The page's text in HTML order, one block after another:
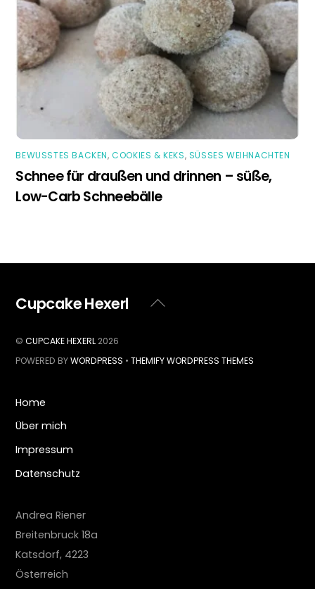
BEWUSSTES BACKEN,COOKIES & KEKS, SÜSSES WEIHNACHTEN
Schnee für draußen und drinnen – süße,
Low-Carb Schneebälle
Back
Cupcake Hexerl
©CUPCAKE HEXERL 2026
POWERED BYWORDPRESS •THEMIFY WORDPRESS THEMES
Home
Über mich
Impressum
Datenschutz
Andrea Riener
Breitenbruck 18a
Katsdorf, 4223
Österreich